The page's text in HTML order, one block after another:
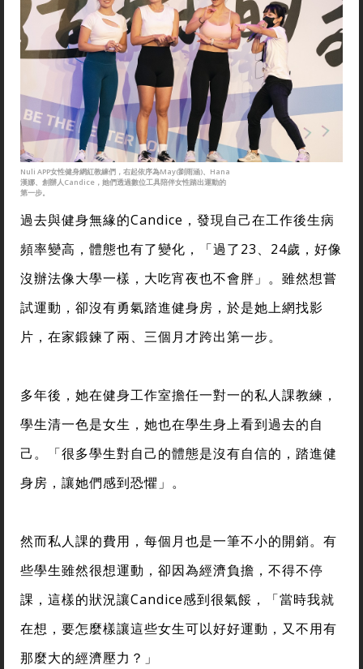
Nuli APP女性健身網紅教練們，右起依序為May(劉雨涵)、Hana
漢娜、創辦人Candice，她們透過數位工具陪伴女性踏出運動的
第一步。
過去與健身無緣的Candice，發現自己在工作後生病
頻率變高，體態也有了變化，「過了23、24歲，好像
沒辦法像大學一樣，大吃宵夜也不會胖」。雖然想嘗
試運動，卻沒有勇氣踏進健身房，於是她上網找影
片，在家鍛鍊了兩、三個月才跨出第一步。
多年後，她在健身工作室擔任一對一的私人課教練，
學生清一色是女生，她也在學生身上看到過去的自
己。「很多學生對自己的體態是沒有自信的，踏進健
身房，讓她們感到恐懼」。
然而私人課的費用，每個月也是一筆不小的開銷。有
些學生雖然很想運動，卻因為經濟負擔，不得不停
課，這樣的狀況讓Candice感到很氣餒，「當時我就
在想，要怎麼樣讓這些女生可以好好運動，又不用有
那麼大的經濟壓力？」